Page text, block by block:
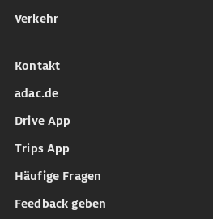
Verkehr
Kontakt
adac.de
Drive App
Trips App
Häufige Fragen
Feedback geben